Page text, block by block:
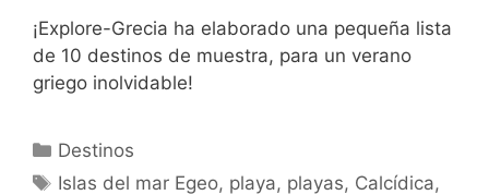
¡Explore-Grecia ha elaborado una pequeña lista
de 10 destinos de muestra, para un verano
griego inolvidable!
Categorías
Destinos
Etiquetas
Islas del mar Egeo, playa, playas, Calcídica,